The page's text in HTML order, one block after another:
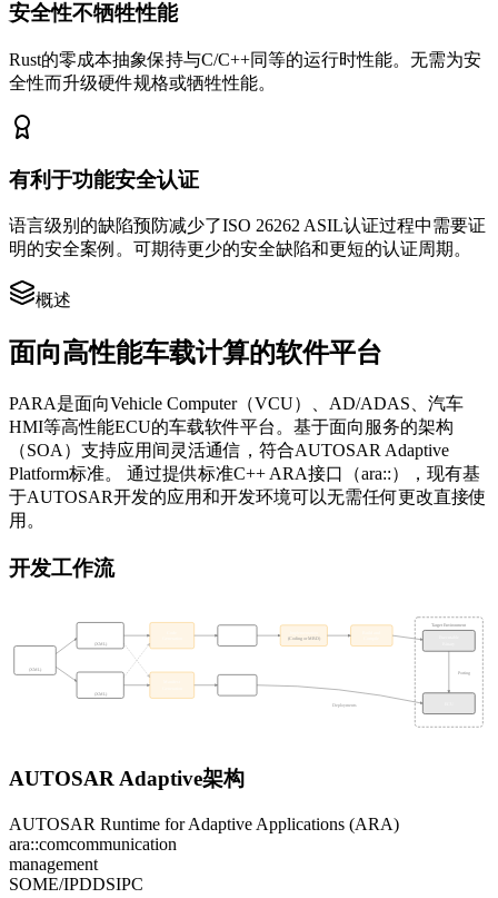
安全性不牺牲性能
Rust的零成本抽象保持与C/C++同等的运行时性能。无需为安
全性而升级硬件规格或牺牲性能。
有利于功能安全认证
语言级别的缺陷预防减少了ISO 26262 ASIL认证过程中需要证
明的安全案例。可期待更少的安全缺陷和更短的认证周期。
概述
面向高性能车载计算的软件平台
PARA是面向Vehicle Computer（VCU）、AD/ADAS、汽车
HMI等高性能ECU的车载软件平台。基于面向服务的架构
（SOA）支持应用间灵活通信，符合AUTOSAR Adaptive
Platform标准。 通过提供标准C++ ARA接口（ara::），现有基
于AUTOSAR开发的应用和开发环境可以无需任何更改直接使
用。
开发工作流
(XML)
(XML)
(XML)
(Coding or MBD)
Target Environment
Porting
Deployments
AUTOSAR Adaptive架构
AUTOSAR Runtime for Adaptive Applications (ARA)
ara::comcommunication
management
SOME/IPDDSIPC